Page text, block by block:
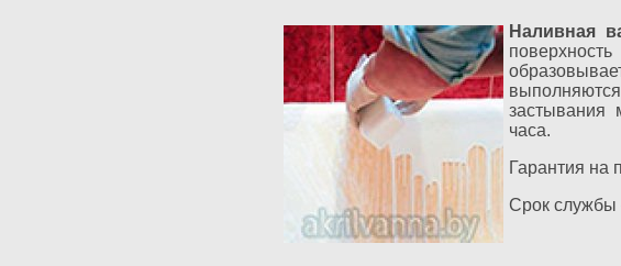
Наливная
застывания
часа.
Гарантия на
Срок службы